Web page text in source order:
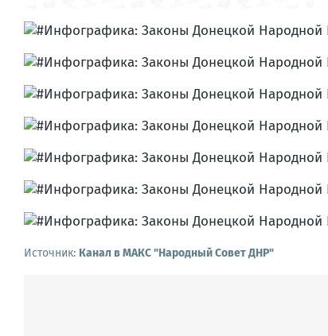
Источник: Канал в МАКС "Народный Совет ДНР"